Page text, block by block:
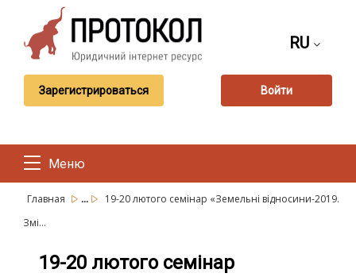
RU
Зарегистрироваться Войти
Меню
Главная ...
19-20 лютого семінар «Земельні відносини-2019.
Змі...
19-20 лютого семінар